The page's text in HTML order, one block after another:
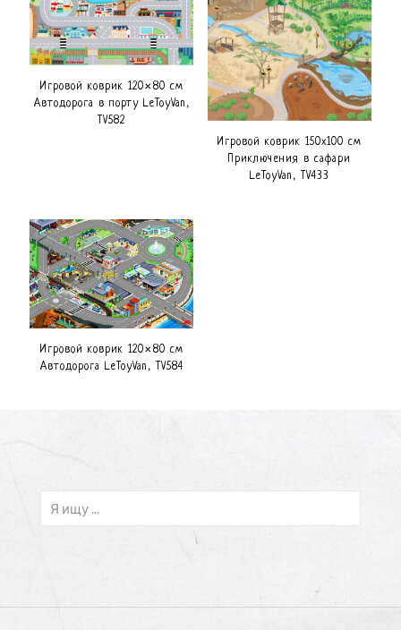
Игровой коврик 120×80 см
Автодорога в порту LeToyVan,
TV582
Игровой коврик 150х100 см
Приключения в сафари
LeToyVan, TV433
Игровой коврик 120×80 см
Автодорога LeToyVan, TV584